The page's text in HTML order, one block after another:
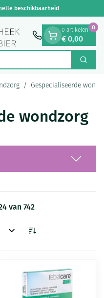
beschikbaarheid
Zoek
0 artikelen
€ 0,00
0
/ Gespecialiseerde
wondzorg
van 742